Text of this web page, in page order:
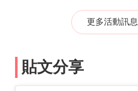
更多活動訊息
貼文分享